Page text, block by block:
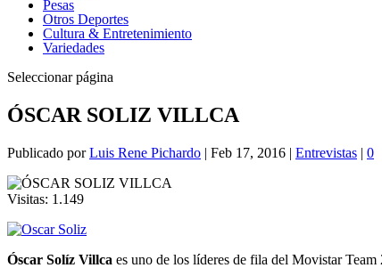
Pesas
Otros Deportes
Cultura & Entretenimiento
Variedades
Seleccionar página
ÓSCAR SOLIZ VILLCA
Publicado porLuis Rene Pichardo | Feb 17, 2016 | Entrevistas | 0
Visitas: 1.149
Óscar Solíz Villca es uno de los líderes de fila del Movistar